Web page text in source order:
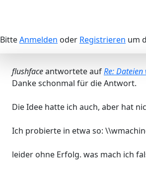
BitteAnmelden oder Registrieren um
flushfaceantwortete aufRe:
Danke schonmal für die Antwort.
Die Idee hatte ich auch, aber hat
Ich probierte in etwa so:
leider ohne Erfolg. was mach ich